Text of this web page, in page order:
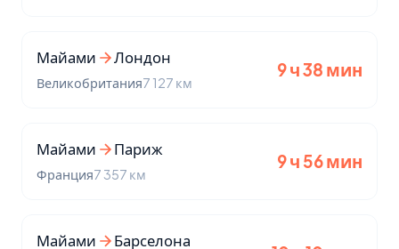
Майами Лондон
Великобритания7 127 км
9 ч 38 мин
Майами Париж
Франция7 357 км
9 ч 56 мин
Майами Барселона